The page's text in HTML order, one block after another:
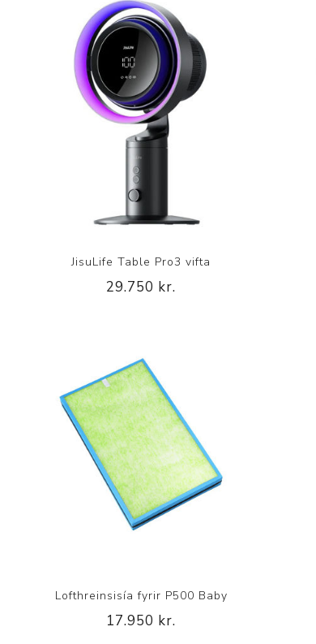
JisuLife Table Pro3 vifta
29.750 kr.
Lofthreinsisía fyrir P500 Baby
17.950 kr.